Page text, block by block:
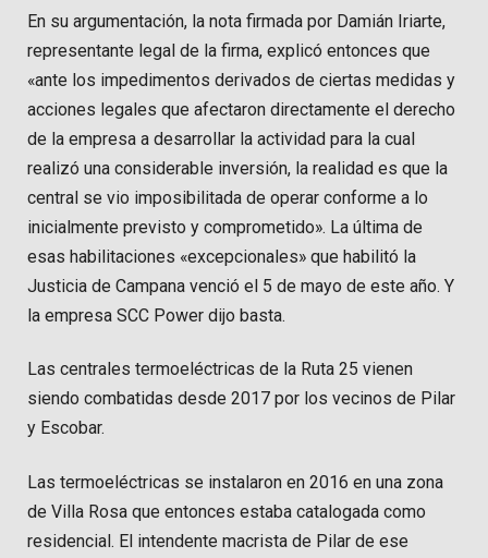
En su argumentación, la nota firmada por Damián Iriarte,
representante legal de la firma, explicó entonces que
«ante los impedimentos derivados de ciertas medidas y
acciones legales que afectaron directamente el derecho
de la empresa a desarrollar la actividad para la cual
realizó una considerable inversión, la realidad es que la
central se vio imposibilitada de operar conforme a lo
inicialmente previsto y comprometido». La última de
esas habilitaciones «excepcionales» que habilitó la
Justicia de Campana venció el 5 de mayo de este año. Y
la empresa SCC Power dijo basta.
Las centrales termoeléctricas de la Ruta 25 vienen
siendo combatidas desde 2017 por los vecinos de Pilar
y Escobar.
Las termoeléctricas se instalaron en 2016 en una zona
de Villa Rosa que entonces estaba catalogada como
residencial. El intendente macrista de Pilar de ese